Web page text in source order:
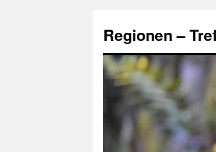
content
Regionen –